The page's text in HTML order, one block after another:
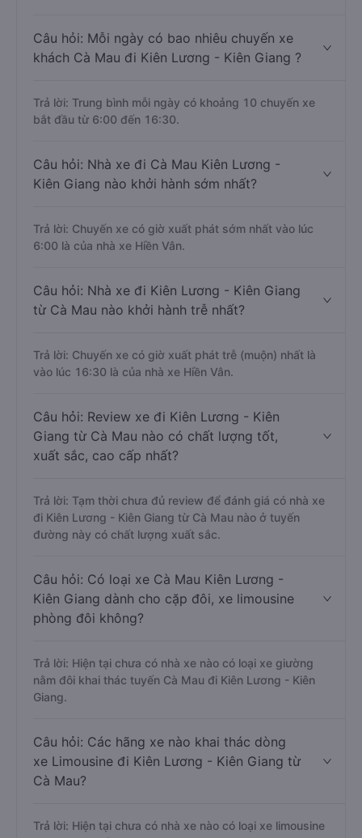
Câu hỏi: Mỗi ngày có bao nhiêu chuyến xe
khách Cà Mau đi Kiên Lương - Kiên Giang ?
Trả lời: Trung bình mỗi ngày có khoảng 10 chuyến xe
bắt đầu từ 6:00 đến 16:30.
Câu hỏi: Nhà xe đi Cà Mau Kiên Lương -
Kiên Giang nào khởi hành sớm nhất?
Trả lời: Chuyến xe có giờ xuất phát sớm nhất vào lúc
6:00 là của nhà xe Hiền Vân.
Câu hỏi: Nhà xe đi Kiên Lương - Kiên Giang
từ Cà Mau nào khởi hành trễ nhất?
Trả lời: Chuyến xe có giờ xuất phát trễ (muộn) nhất là
vào lúc 16:30 là của nhà xe Hiền Vân.
Câu hỏi: Review xe đi Kiên Lương - Kiên
Giang từ Cà Mau nào có chất lượng tốt,
xuất sắc, cao cấp nhất?
Trả lời: Tạm thời chưa đủ review để đánh giá có nhà xe
đi Kiên Lương - Kiên Giang từ Cà Mau nào ở tuyến
đường này có chất lượng xuất sắc.
Câu hỏi: Có loại xe Cà Mau Kiên Lương -
Kiên Giang dành cho cặp đôi, xe limousine
phòng đôi không?
Trả lời: Hiện tại chưa có nhà xe nào có loại xe giường
nằm đôi khai thác tuyến Cà Mau đi Kiên Lương - Kiên
Giang.
Câu hỏi: Các hãng xe nào khai thác dòng
xe Limousine đi Kiên Lương - Kiên Giang từ
Cà Mau?
Trả lời: Hiện tại chưa có nhà xe nào có loại xe limousine